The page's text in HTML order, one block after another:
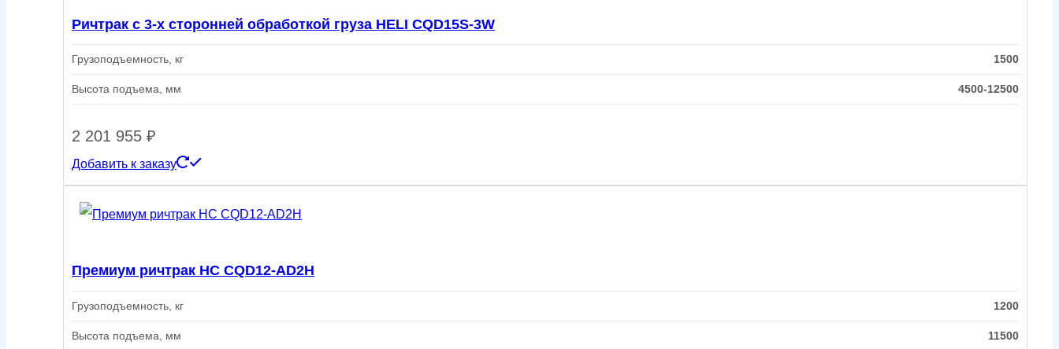
Ричтрак с 3-х сторонней обработкой груза HELI CQD15S-3W
Грузоподъемность, кг 1500
Высота подъема, мм 4500-12500
2 201 955 ₽
Добавить к заказу
Премиум ричтрак HC CQD12-AD2H
Грузоподъемность, кг 1200
Высота подъема, мм 11500